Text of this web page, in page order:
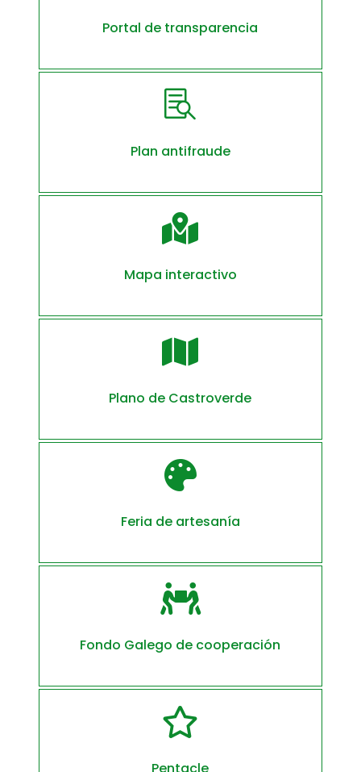
Portal de transparencia

Plan antifraude

Mapa interactivo

Plano de Castroverde

Feria de artesanía

Fondo Galego de cooperación

Pentacle